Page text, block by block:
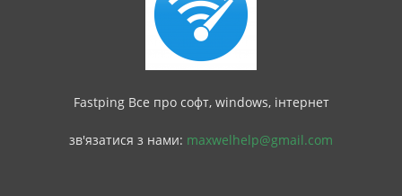
Fastping Все про софт, windows, інтернет
зв'язатися з нами: maxwelhelp@gmail.com